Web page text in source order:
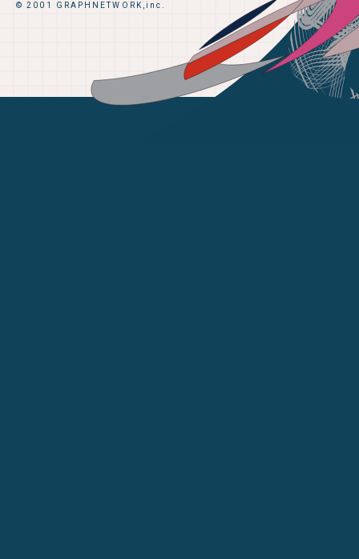
© 2001 GRAPHNETWORK,inc.